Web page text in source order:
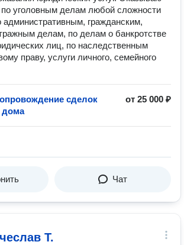
по уголовным делам любой сложности
административным, гражданским,
делам, по делам о банкротстве
лиц, по наследственным
праву, услуги личного, семейного
сделок
дома
от 25 000 ₽
Чат
Т.